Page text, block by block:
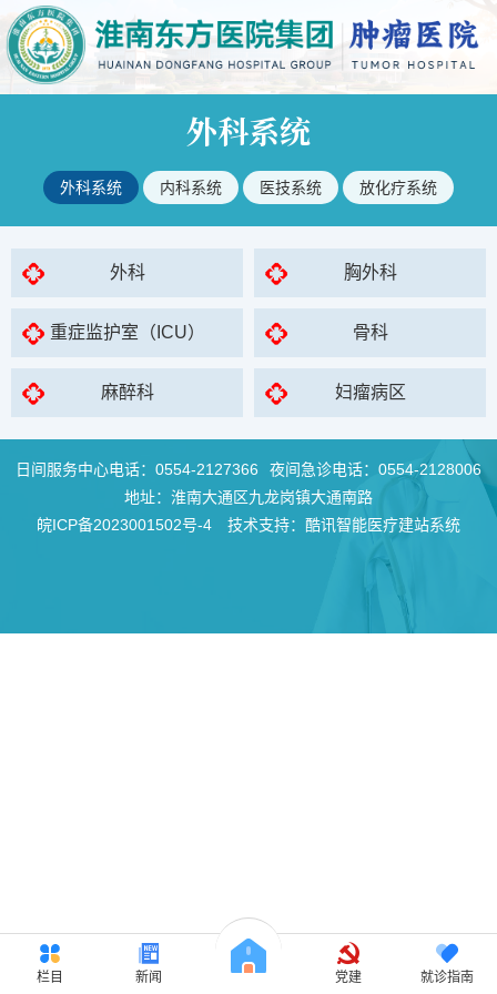
外科系统
外科系统 内科系统 医技系统 放化疗系统
外科 胸外科
重症监护室（ICU） 骨科
麻醉科 妇瘤病区
栏目 新闻 党建 就诊指南
日间服务中心电话： 0554-2127366 夜间急诊电话： 0554-2128006
地址：淮南大通区九龙岗镇大通南路
皖ICP备2023001502号-4
技术支持：酷讯智能医疗建站系统